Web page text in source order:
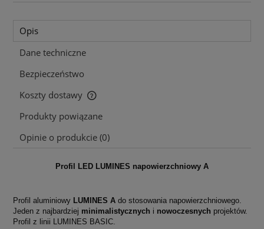
Opis
Dane techniczne
Bezpieczeństwo
Koszty dostawy
Cena nie zawiera ewentualnych kosztów płatności
Produkty powiązane
Opinie o produkcie (0)
Profil LED LUMINES napowierzchniowy A
Profil aluminiowy LUMINES A do stosowania napowierzchniowego.
Jeden z najbardziej minimalistycznych i nowoczesnych projektów.
Profil z linii LUMINES BASIC.